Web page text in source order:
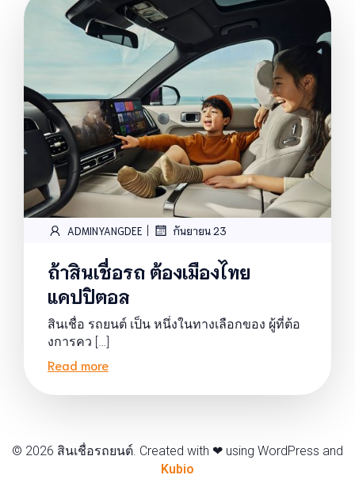
ADMINYANGDEE | กันยายน 23
ถ้าสินเชื่อรถ ต้องเมืองไทย
แคปปิตอล
สินเชื่อ รถยนต์ เป็น หนึ่งในทางเลือกของ ผู้ที่ต้อ
งการคว […]
Read more
© 2026 สินเชื่อรถยนต์. Created with ❤ using WordPress and
Kubio